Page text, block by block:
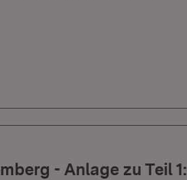
- Anlage zu Teil 1: